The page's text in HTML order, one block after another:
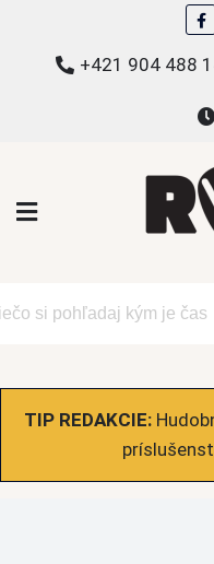
content
+421 904 488
TIP REDAKCIE: